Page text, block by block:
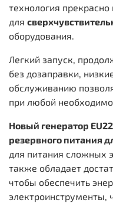
технология прекрасно
для
оборудования.
Легкий запуск,
без дозаправки,
обслуживанию
при любой
Новый генератор
резервного питания
для питания сложных
также обладает
чтобы обеспечить
электроинструменты,